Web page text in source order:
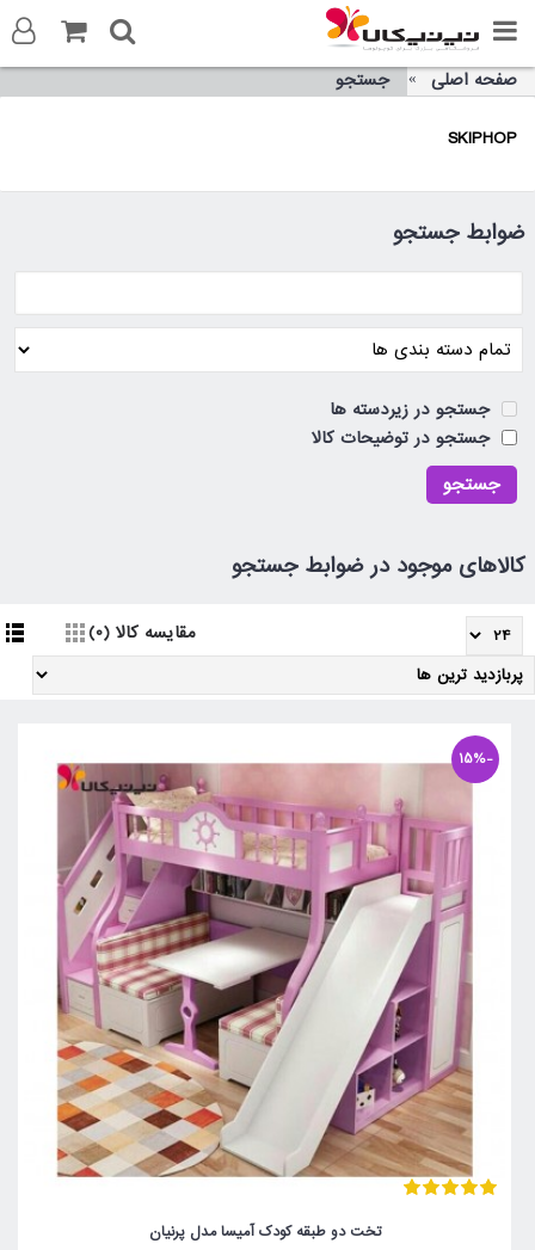
صفحه اصلی جستجو
SKIPHOP
ضوابط جستجو
جستجو در زیردسته ها
جستجو در توضیحات کالا
کالاهای موجود در ضوابط جستجو
مقایسه کالا (0)
-15%
تخت دو طبقه کودک آمیسا مدل پرنیان